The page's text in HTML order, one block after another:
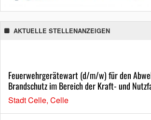
AKTUELLE STELLENANZEIGEN
Feuerwehrgerätewart (d/m/w) für den
Brandschutz im Bereich der Kraft- und
Stadt Celle, Celle